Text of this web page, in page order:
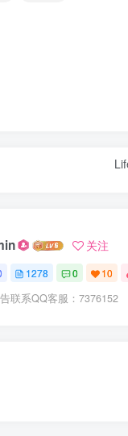
关注
1278 0 10
告联系QQ客服：7376152